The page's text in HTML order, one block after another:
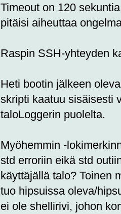
Timeout on 120
pitäisi aiheuttaa
Raspin SSH-yhteyden
Heti bootin jälkeen
skripti kaatuu sisäisesti
taloLoggerin puolelta.
Myöhemmin -
std erroriin eikä std
käyttäjällä talo? Toinen
tuo hipsuissa oleva/
ei ole shellirivi, johon